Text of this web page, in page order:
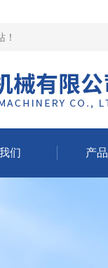
！
们 产